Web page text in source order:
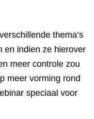
thema’s
en indien ze hierover
meer controle zou
meer vorming rond
speciaal voor